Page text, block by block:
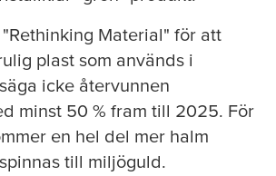
Material" för att
plast som används i
icke återvunnen
minst 50 % fram till 2025. För
en hel del mer halm
till miljöguld.